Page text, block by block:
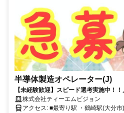
半導体製造オペレーター(J)
【未経験歓迎】スピード選考実施中！
株式会社ティーエムビジョン
アクセス: ■最寄り駅 ・鶴崎駅(大分市)より車で15分 ・大在駅(大分市)